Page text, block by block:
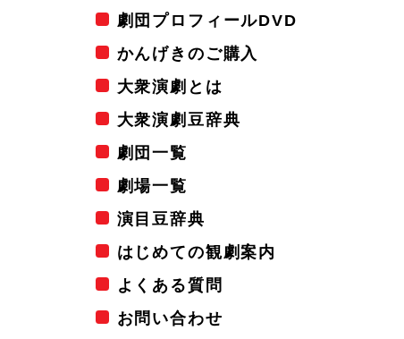
劇団プロフィールDVD
かんげきのご購入
大衆演劇とは
大衆演劇豆辞典
劇団一覧
劇場一覧
演目豆辞典
はじめての観劇案内
よくある質問
お問い合わせ